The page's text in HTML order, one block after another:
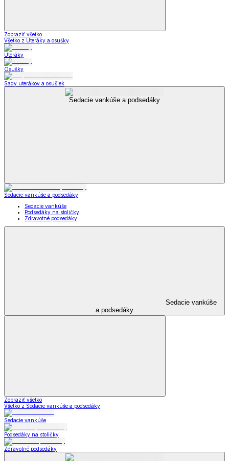
Zobraziť všetko
Všetko z Uteráky a osušky
Uteráky
Osušky
Sady uterákov a osušiek
Sedacie vankúše a podsedáky
Sedacie vankúše a podsedáky
Sedacie vankúše
Podsedáky na stoličky
Zdravotné podsedáky
Sedacie vankúše
a podsedáky
Zobraziť všetko
Všetko z Sedacie vankúše a podsedáky
Sedacie vankúše
Podsedáky na stoličky
Zdravotné podsedáky